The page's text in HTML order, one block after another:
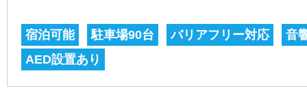
宿泊可能 駐車場90台 バリアフリー対応
音
AED設置あり